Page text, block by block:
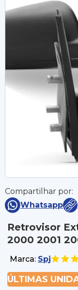
Compartilhar por:
Whatsapp
Retrovisor
2000 2001
Marca: Spj
ÚLTIMAS